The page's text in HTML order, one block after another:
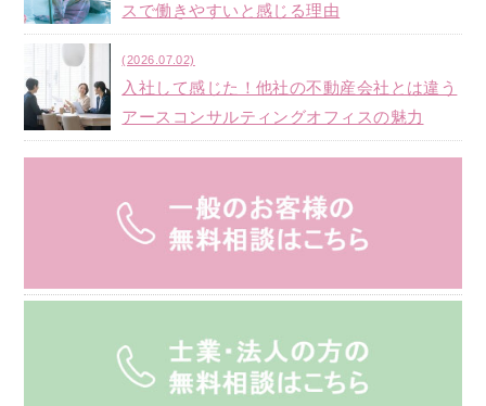
スで働きやすいと感じる理由
(2026.07.02)
入社して感じた！他社の不動産会社とは違う
アースコンサルティングオフィスの魅力